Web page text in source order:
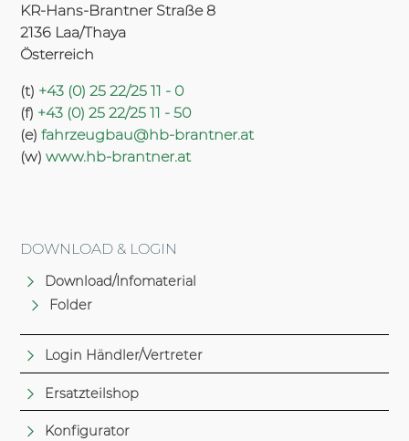
KR-Hans-Brantner Straße 8
2136 Laa/Thaya
Österreich
(t) +43 (0) 25 22/25 11 - 0
(f) +43 (0) 25 22/25 11 - 50
(e) fahrzeugbau@hb-brantner.at
(w) www.hb-brantner.at
DOWNLOAD & LOGIN
Download/Infomaterial
Folder
Login Händler/Vertreter
Ersatzteilshop
Konfigurator